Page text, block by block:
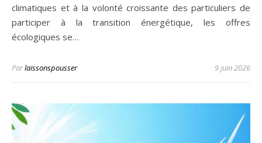
climatiques et à la volonté croissante des particuliers de
participer à la transition énergétique, les offres
écologiques se…
Parlaissonspousser 9 juin 2026